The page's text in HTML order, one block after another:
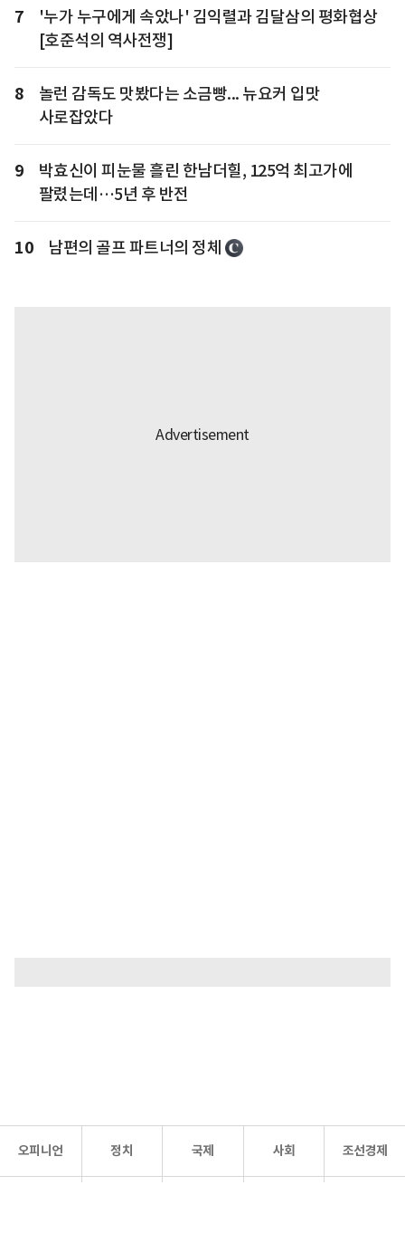
7
'누가 누구에게 속았나' 김익렬과 김달삼의 평화협상
[호준석의 역사전쟁]
8
놀런 감독도 맛봤다는 소금빵... 뉴요커 입맛
사로잡았다
9
박효신이 피눈물 흘린 한남더힐, 125억 최고가에
팔렸는데…5년 후 반전
10 남편의 골프 파트너의 정체
오피니언 정치 국제 사회 조선경제